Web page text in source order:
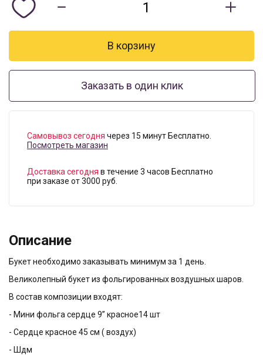
Заказать в один клик
Самовывоз сегодня через 15 минут Бесплатно.
Посмотреть магазин
Доставка сегодня в течение 3 часов Бесплатно
при заказе от 3000 руб.
Описание
Букет необходимо заказывать минимум за 1 день.
Великолепный букет из фольгированных воздушных шаров.
В состав композиции входят:
- Мини фольга сердце 9” красное14 шт
- Сердце красное 45 см ( воздух)
- Шдм